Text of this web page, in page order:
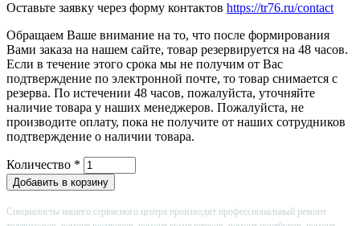
Оставьте заявку через форму контактов https://tr76.ru/contact
Обращаем Ваше внимание на то, что после формирования
Вами заказа на нашем сайте, товар резервируется на 48 часов.
Если в течение этого срока мы не получим от Вас
подтверждение по электронной почте, то товар снимается с
резерва. По истечении 48 часов, пожалуйста, уточняйте
наличие товара у наших менеджеров. Пожалуйста, не
производите оплату, пока не получите от наших сотрудников
подтверждение о наличии товара.
Количество *
Специалисты нашего сервисного центра производят профессиональный ремонт